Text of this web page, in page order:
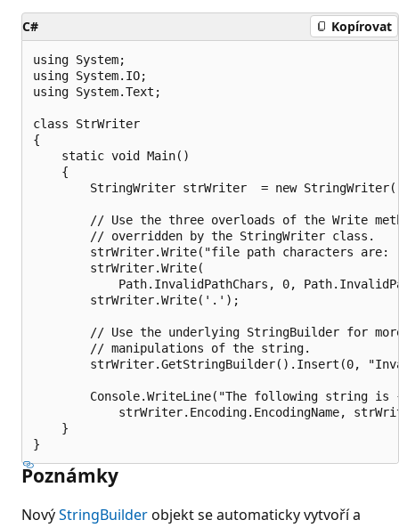
C# Kopírovat
using System;
using System.IO;
using System.Text;
class StrWriter
{
    static void Main()
    {
StringWriter strWriter  = new
// Use the three overloads of the Write
        // overridden by the StringWriter class.
strWriter.Write("file path characters are:
        strWriter.Write(
Path.InvalidPathChars, 0,
        strWriter.Write('.');
// Use the underlying StringBuilder for
        // manipulations of the string.
strWriter.GetStringBuilder().Insert(0,
Console.WriteLine("The following string is
strWriter.Encoding.EncodingName,
    }
Poznámky
NovýStringBuilderobjekt se automaticky vytvoří a